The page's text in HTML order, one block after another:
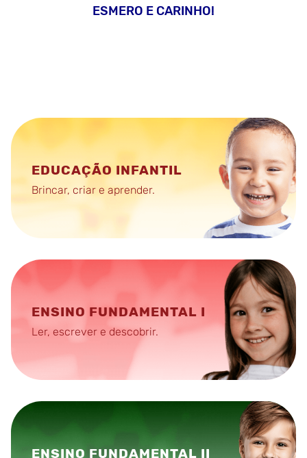
ESMERO E CARINHO!
EDUCAÇÃO INFANTIL
Brincar, criar e aprender.
ENSINO FUNDAMENTAL I
Ler, escrever e descobrir.
ENSINO FUNDAMENTAL II